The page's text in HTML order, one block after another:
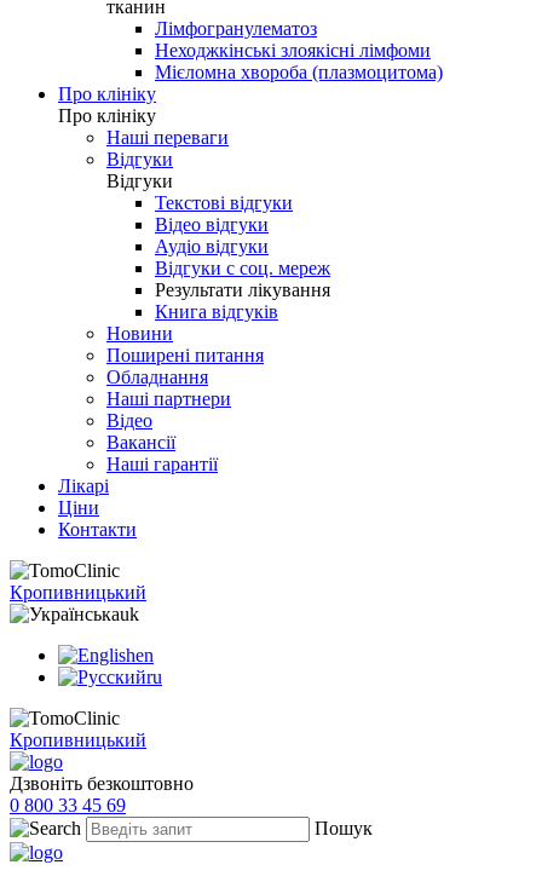
тканин
Лімфогранулематоз
Неходжкінські злоякісні лімфоми
Мієломна хвороба (плазмоцитома)
Про клініку
Про клініку
Наші переваги
Відгуки
Відгуки
Текстові відгуки
Відео відгуки
Аудіо відгуки
Відгуки с соц. мереж
Результати лікування
Книга відгуків
Новини
Поширені питання
Обладнання
Наші партнери
Відео
Вакансії
Наші гарантії
Лікарі
Ціни
Контакти
Кропивницький
uk
en
ru
Кропивницький
Дзвоніть безкоштовно
0 800 33 45 69
Пошук